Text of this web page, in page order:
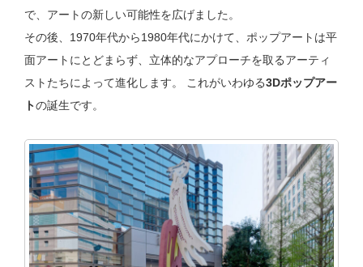
で、アートの新しい可能性を広げました。
その後、1970年代から1980年代にかけて、ポップアートは平
面アートにとどまらず、立体的なアプローチを取るアーティ
ストたちによって進化します。 これがいわゆる3Dポップアー
トの誕生です。